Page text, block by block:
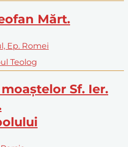
Mărt.
Ep. Romei
Teolog
Sf. Ier.